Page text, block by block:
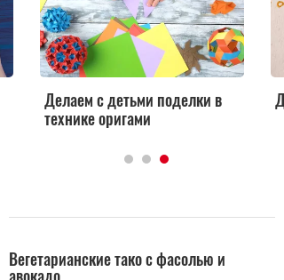
Делаем с детьми поделки в
технике оригами